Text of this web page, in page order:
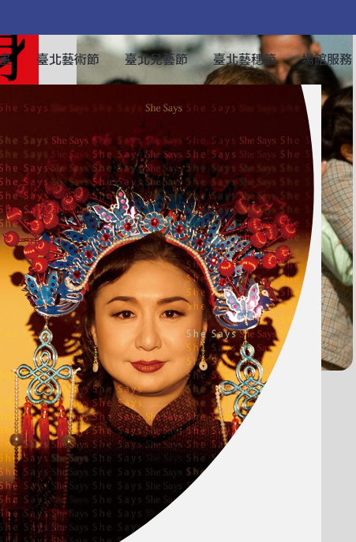
臺北藝術節 臺北兒藝節 臺北藝穗節 場館服務
北藝術節：創作
《孃孃狂言》
ㄐㄧㄣˋ ㄒㄧㄤ
表演與節慶
2026臺北藝術節：瓦吉．穆阿瓦
電影特映《戀戀貝魯特》